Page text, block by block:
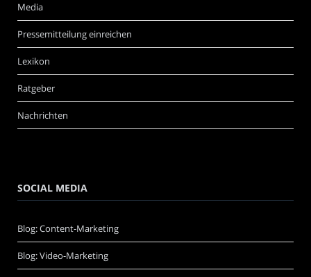
Media
Pressemitteilung einreichen
Lexikon
Ratgeber
Nachrichten
SOCIAL MEDIA
Blog: Content-Marketing
Blog: Video-Marketing